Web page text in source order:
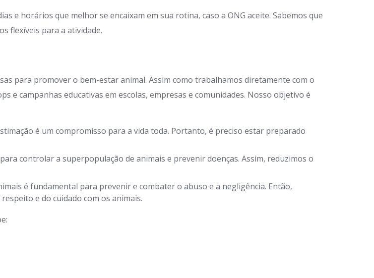
e horários que melhor se encaixam em sua rotina, caso a ONG aceite. Sabemos que
flexíveis para a atividade.
para promover o bem-estar animal. Assim como trabalhamos diretamente com o
e campanhas educativas em escolas, empresas e comunidades. Nosso objetivo é
é um compromisso para a vida toda. Portanto, é preciso estar preparado
controlar a superpopulação de animais e prevenir doenças. Assim, reduzimos o
é fundamental para prevenir e combater o abuso e a negligência. Então,
e do cuidado com os animais.